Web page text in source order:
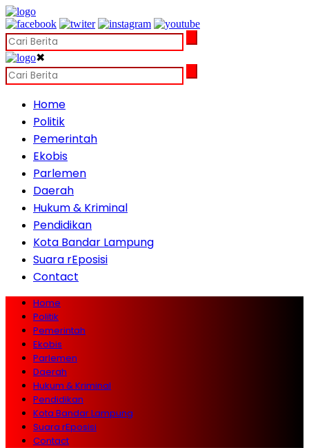
✖
Home
Politik
Pemerintah
Ekobis
Parlemen
Daerah
Hukum & Kriminal
Pendidikan
Kota Bandar Lampung
Suara rEposisi
Contact
Home
Politik
Pemerintah
Ekobis
Parlemen
Daerah
Hukum & Kriminal
Pendidikan
Kota Bandar Lampung
Suara rEposisi
Contact